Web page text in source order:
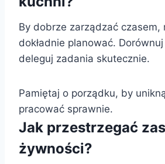
By dobrze zarządzać czasem,
dokładnie planować.
deleguj zadania skutecznie.
Pamiętaj o porządku, by
pracować sprawnie.
Jak przestrzegać
żywności?